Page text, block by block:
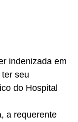
indenizada em
seu
do Hospital
a requerente